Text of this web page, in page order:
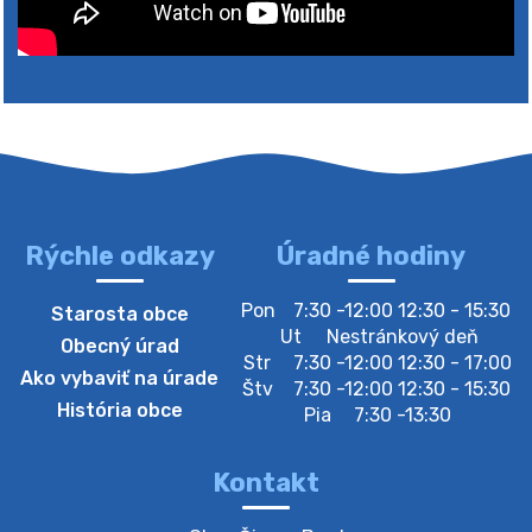
4. augusta 2026 10:05
Zberný dvor-Gyűjtőudvar
Oznamujeme obyvateľom, že v stredu 05. augusta
bude zberný dvor zatvorený. Értesítjük a lakosokat,
hogy szerdán augusztus 05-én a gyűjtőudvar zárva
lesz https://ciernybrod.sk?p=214…
Rýchle odkazy
Starosta obce
Obecný úrad
Ako vybaviť na úrade
História obce
Úradné hodiny
Pon
7:30 -12:00 12:30 - 15:30
Ut
Nestránkový deň
Str
7:30 -12:00 12:30 - 17:00
Štv
7:30 -12:00 12:30 - 15:30
Pia
7:30 -13:30
Kontakt